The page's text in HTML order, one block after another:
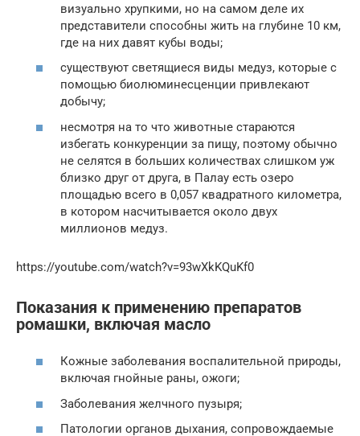
визуально хрупкими, но на самом деле их
представители способны жить на глубине 10 км,
где на них давят кубы воды;
существуют светящиеся виды медуз, которые с
помощью биолюминесценции привлекают
добычу;
несмотря на то что животные стараются
избегать конкуренции за пищу, поэтому обычно
не селятся в больших количествах слишком уж
близко друг от друга, в Палау есть озеро
площадью всего в 0,057 квадратного километра,
в котором насчитывается около двух
миллионов медуз.
https://youtube.com/watch?v=93wXkKQuKf0
Показания к применению препаратов
ромашки, включая масло
Кожные заболевания воспалительной природы,
включая гнойные раны, ожоги;
Заболевания желчного пузыря;
Патологии органов дыхания, сопровождаемые